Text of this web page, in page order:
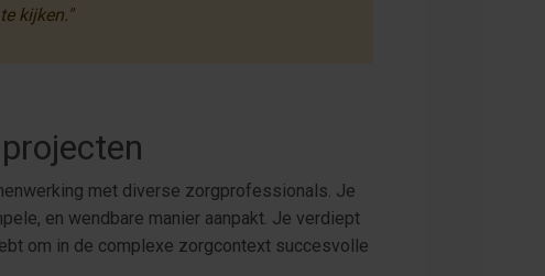
kijken."
met diverse zorgprofessionals. Je
en wendbare manier aanpakt. Je verdiept
om in de complexe zorgcontext succesvolle